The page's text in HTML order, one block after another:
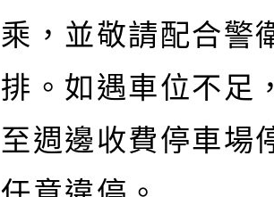
乘，並敬請配合警
排。如遇車位不足
至週邊收費停車場